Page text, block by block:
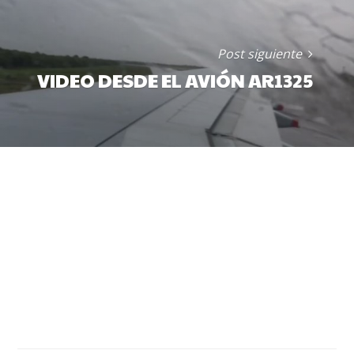
Post siguiente
VIDEO DESDE EL AVIÓN AR1325